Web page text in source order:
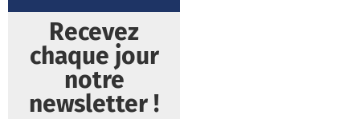
Recevez
chaque jour
notre
newsletter !